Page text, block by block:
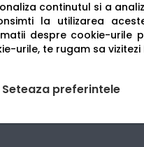
continutul si a
la utilizarea
despre cookie-urile
urile, te rugam sa vizitezi
Seteaza preferintele
de mare capacitate
a cilindrului.